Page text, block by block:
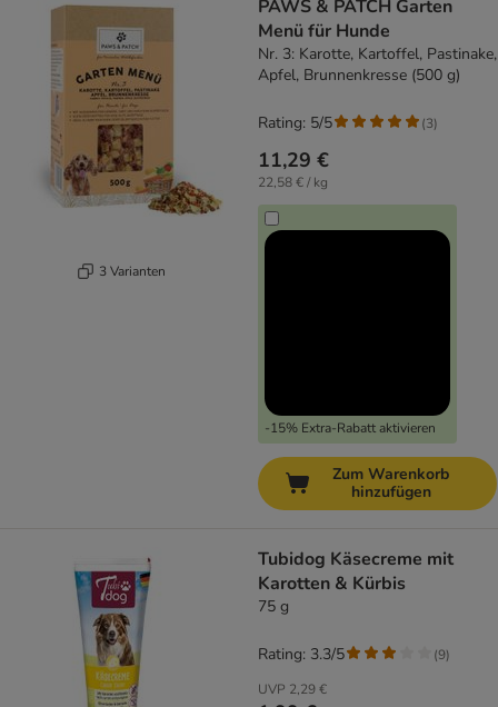
3 Varianten
PAWS & PATCH Garten
Menü für Hunde
Nr. 3: Karotte, Kartoffel, Pastinake,
Apfel, Brunnenkresse (500 g)
11,29 €
22,58 € / kg
-15% Extra-Rabatt aktivieren
Rating: 5/5 (3)
Zum Warenkorb
hinzufügen
Tubidog Käsecreme mit
Karotten & Kürbis
75 g
UVP 2,29 €
Rating: 3.3/5 (9)